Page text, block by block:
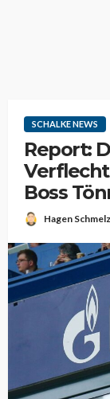
SCHALKE NEWS
Report:
Boss
Hagen